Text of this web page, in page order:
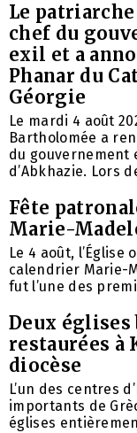
Le
chef du
exil et a
Phanar du
Géorgie
Le mardi 4 août
Bartholomée a
du gouvernement
d’Abkhazie. Lors
Fête
Marie-
Le 4 août,
calendrier Marie-
fut l’une des
Deux
restaurées à
diocèse
L’un des centres
importants de
églises